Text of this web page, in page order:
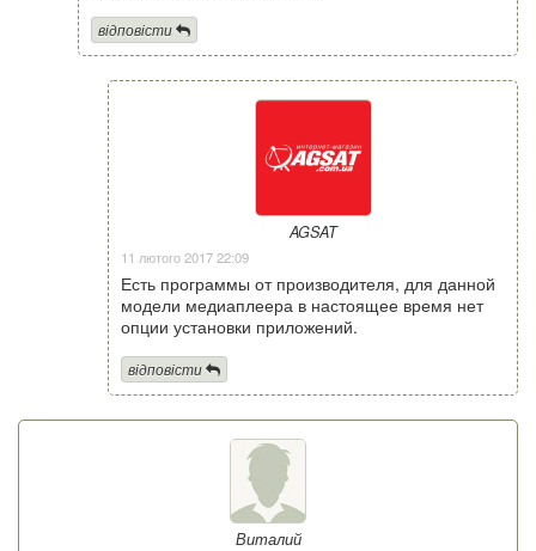
відповісти
AGSAT
11 лютого 2017 22:09
Есть программы от производителя, для данной
модели медиаплеера в настоящее время нет
опции установки приложений.
відповісти
Виталий